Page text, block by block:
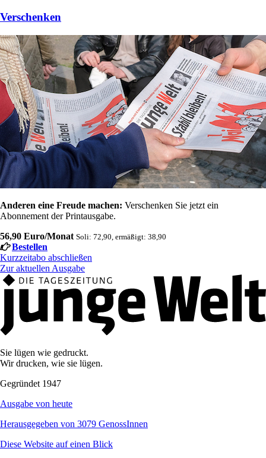
Verschenken
Anderen eine Freude machen: Verschenken Sie jetzt ein
Abonnement der Printausgabe.
56,90 Euro/Monat Soli: 72,90, ermäßigt: 38,90
Bestellen
Kurzzeitabo abschließen
Zur aktuellen Ausgabe
Sie lügen wie gedruckt.
Wir drucken, wie sie lügen.
Gegründet 1947
Ausgabe von heute
Herausgegeben von 3079 GenossInnen
Diese Website auf einen Blick